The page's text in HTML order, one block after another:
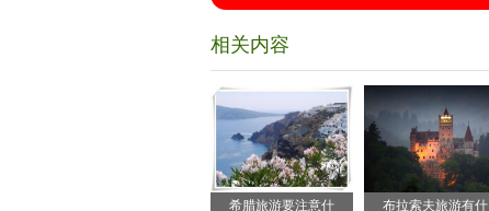
相关内容
希腊旅游要注意什 布拉索夫旅游有什